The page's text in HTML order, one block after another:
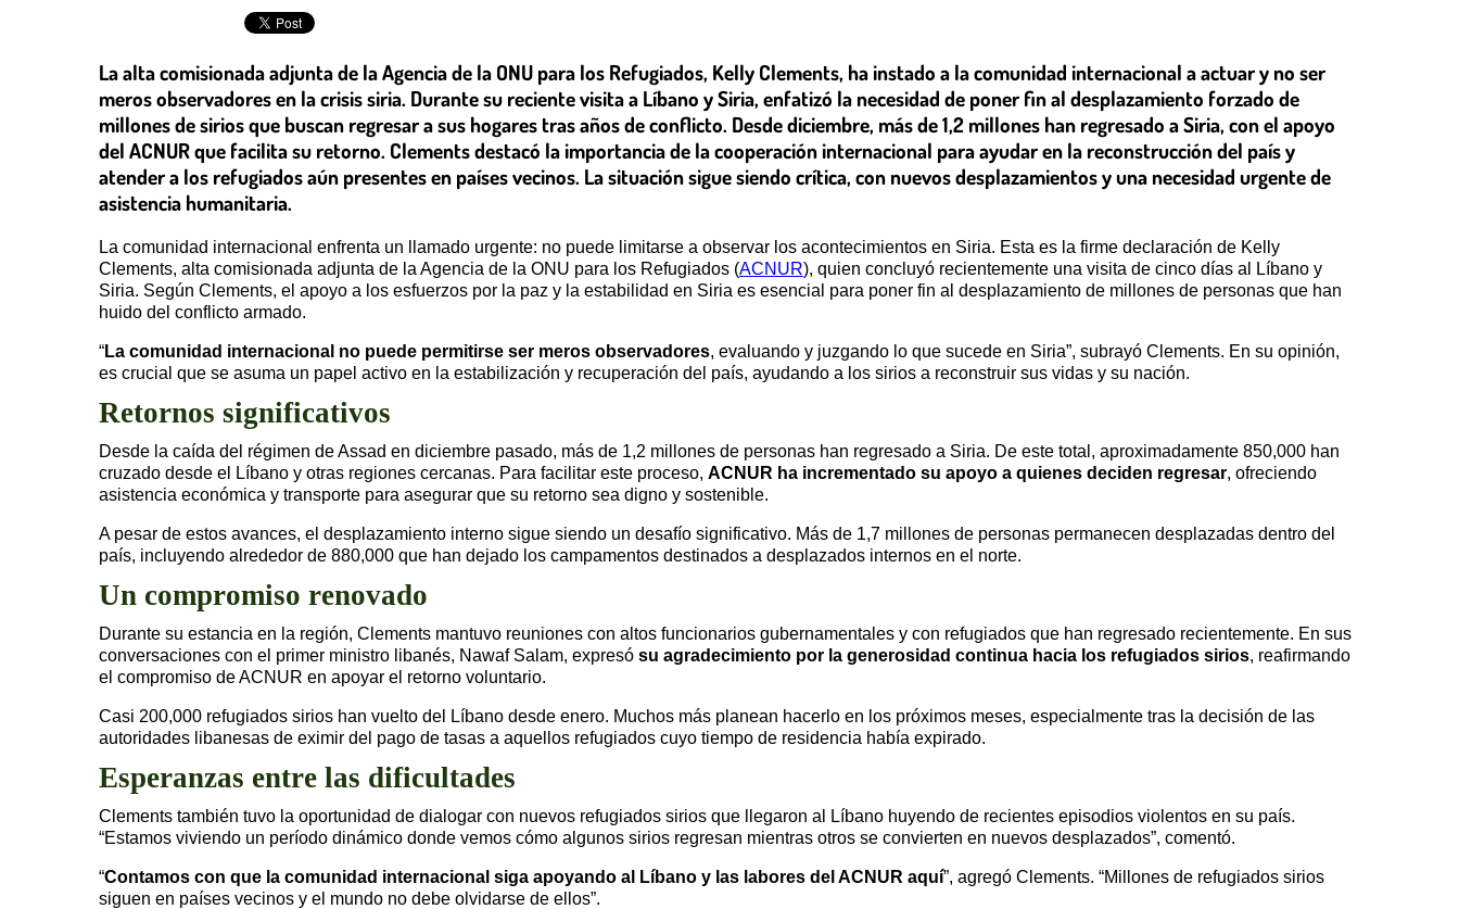
La alta comisionada adjunta de la Agencia de la ONU para los Refugiados, Kelly Clements, ha instado a la comunidad internacional a actuar y no ser
meros observadores en la crisis siria. Durante su reciente visita a Líbano y Siria, enfatizó la necesidad de poner fin al desplazamiento forzado de
millones de sirios que buscan regresar a sus hogares tras años de conflicto. Desde diciembre, más de 1,2 millones han regresado a Siria, con el apoyo
del ACNUR que facilita su retorno. Clements destacó la importancia de la cooperación internacional para ayudar en la reconstrucción del país y
atender a los refugiados aún presentes en países vecinos. La situación sigue siendo crítica, con nuevos desplazamientos y una necesidad urgente de
asistencia humanitaria.
La comunidad internacional enfrenta un llamado urgente: no puede limitarse a observar los acontecimientos en Siria. Esta es la firme declaración de Kelly
Clements, alta comisionada adjunta de la Agencia de la ONU para los Refugiados (ACNUR), quien concluyó recientemente una visita de cinco días al Líbano y
Siria. Según Clements, el apoyo a los esfuerzos por la paz y la estabilidad en Siria es esencial para poner fin al desplazamiento de millones de personas que han
huido del conflicto armado.
“La comunidad internacional no puede permitirse ser meros observadores, evaluando y juzgando lo que sucede en Siria”, subrayó Clements. En su opinión,
es crucial que se asuma un papel activo en la estabilización y recuperación del país, ayudando a los sirios a reconstruir sus vidas y su nación.
Retornos significativos
Desde la caída del régimen de Assad en diciembre pasado, más de 1,2 millones de personas han regresado a Siria. De este total, aproximadamente 850,000 han
cruzado desde el Líbano y otras regiones cercanas. Para facilitar este proceso, ACNUR ha incrementado su apoyo a quienes deciden regresar, ofreciendo
asistencia económica y transporte para asegurar que su retorno sea digno y sostenible.
A pesar de estos avances, el desplazamiento interno sigue siendo un desafío significativo. Más de 1,7 millones de personas permanecen desplazadas dentro del
país, incluyendo alrededor de 880,000 que han dejado los campamentos destinados a desplazados internos en el norte.
Un compromiso renovado
Durante su estancia en la región, Clements mantuvo reuniones con altos funcionarios gubernamentales y con refugiados que han regresado recientemente. En sus
conversaciones con el primer ministro libanés, Nawaf Salam, expresó su agradecimiento por la generosidad continua hacia los refugiados sirios, reafirmando
el compromiso de ACNUR en apoyar el retorno voluntario.
Casi 200,000 refugiados sirios han vuelto del Líbano desde enero. Muchos más planean hacerlo en los próximos meses, especialmente tras la decisión de las
autoridades libanesas de eximir del pago de tasas a aquellos refugiados cuyo tiempo de residencia había expirado.
Esperanzas entre las dificultades
Clements también tuvo la oportunidad de dialogar con nuevos refugiados sirios que llegaron al Líbano huyendo de recientes episodios violentos en su país.
“Estamos viviendo un período dinámico donde vemos cómo algunos sirios regresan mientras otros se convierten en nuevos desplazados”, comentó.
“Contamos con que la comunidad internacional siga apoyando al Líbano y las labores del ACNUR aquí”, agregó Clements. “Millones de refugiados sirios
siguen en países vecinos y el mundo no debe olvidarse de ellos”.